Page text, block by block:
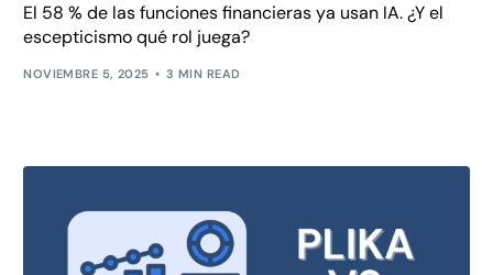
El 58 % de las funciones financieras ya usan IA. ¿Y el
escepticismo qué rol juega?
NOVIEMBRE 5, 2025 3 MIN READ